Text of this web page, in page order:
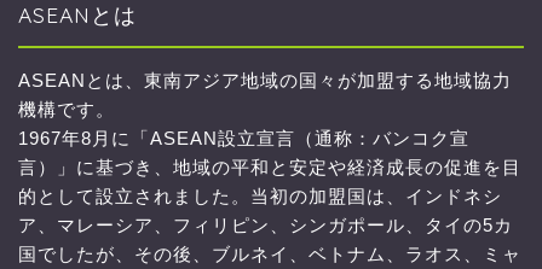
ASEANとは
ASEANとは、東南アジア地域の国々が加盟する地域協力
機構です。
1967年8月に「ASEAN設立宣言（通称：バンコク宣
言）」に基づき、地域の平和と安定や経済成長の促進を目
的として設立されました。当初の加盟国は、インドネシ
ア、マレーシア、フィリピン、シンガポール、タイの5カ
国でしたが、その後、ブルネイ、ベトナム、ラオス、ミャ